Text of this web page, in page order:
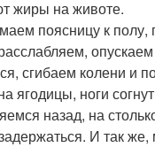
жиры на животе.
поясницу к полу,
опускаем
сгибаем колени и
ягодицы, ноги
назад, на
И так